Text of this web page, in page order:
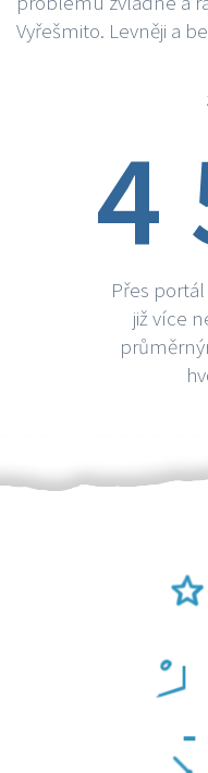
Vyřešmito. Levněji a
4
Přes
již více